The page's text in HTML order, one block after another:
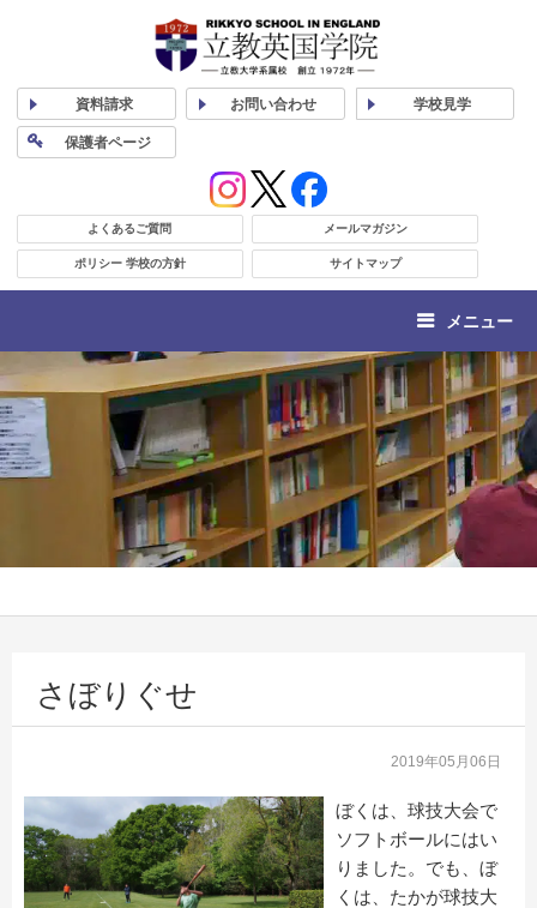
資料請求 お問い合わせ 学校見学
保護者ページ
よくあるご質問 メールマガジン
ポリシー 学校の方針 サイトマップ
メニュー
さぼりぐせ
2019年05月06日
ぼくは、球技大会で
ソフトボールにはい
りました。でも、ぼ
くは、たかが球技大